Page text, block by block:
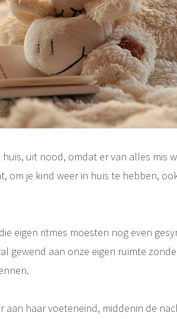
uit nood, omdat er van alles mis
om je kind weer in huis te hebben,
eigen ritmes moesten nog even
gewend aan onze eigen ruimte
aan haar voeteneind, middenin de